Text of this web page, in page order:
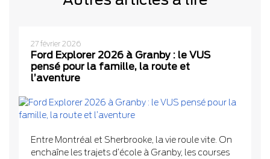
27 février 2026
Ford Explorer 2026 à Granby : le VUS
pensé pour la famille, la route et
l’aventure
Entre Montréal et Sherbrooke, la vie roule vite. On
enchaîne les trajets d’école à Granby, les courses